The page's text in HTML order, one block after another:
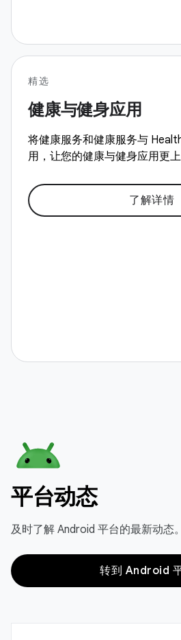
精选
健康与健身应用
将健康服务和健康服务与
用，让您的健康与健身应用更上
了解详情
平台动态
及时了解 Android 平台的最新动态。
转到 Android